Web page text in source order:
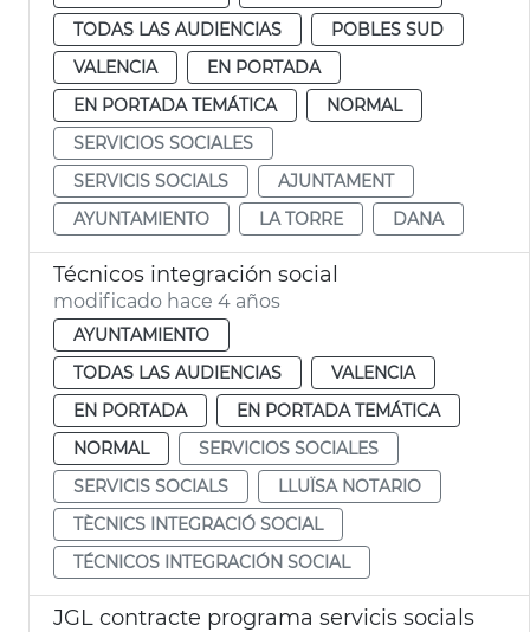
TODAS LAS AUDIENCIAS
POBLES SUD
VALENCIA
EN PORTADA
EN PORTADA TEMÁTICA
NORMAL
SERVICIOS SOCIALES
SERVICIS SOCIALS
AJUNTAMENT
AYUNTAMIENTO
LA TORRE DANA
Técnicos integración social
modificado hace 4 años
AYUNTAMIENTO
TODAS LAS AUDIENCIAS
VALENCIA
EN PORTADA
EN PORTADA TEMÁTICA
NORMAL
SERVICIOS SOCIALES
SERVICIS SOCIALS
LLUÏSA NOTARIO
TÈCNICS INTEGRACIÓ SOCIAL
TÉCNICOS INTEGRACIÓN SOCIAL
JGL contracte programa servicis socials